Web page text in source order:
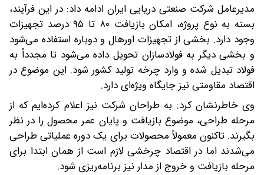
مدیرعامل شرکت صنعتی دریایی ایران ادامه داد: در این فرآیند،
بسته به نوع پروژه، امکان بازیافت ۸۰ تا ۹۵ درصد تجهیزات
وجود دارد. بخشی از تجهیزات اورهال و دوباره استفاده می‌شود
و بخشی دیگر به فولادسازان تحویل داده می‌شود تا مجدداً به
فولاد تبدیل شده و وارد چرخه تولید کشور شود. این موضوع در
اقتصاد مقاومتی نیز جایگاه ویژه‌ای دارد.
وی خاطرنشان کرد: به طراحان شرکت نیز اعلام کرده‌ایم که از
مرحله طراحی، موضوع بازیافت و پایان عمر محصول را در نظر
بگیرند. تاکنون معمولاً محصولات برای یک دوره عملیاتی طراحی
می‌شدند اما در اقتصاد چرخشی لازم است از همان ابتدا برای
مرحله بازیافت و خروج از مدار نیز برنامه‌ریزی شود.